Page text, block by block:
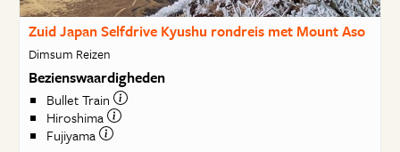
Zuid Japan Selfdrive Kyushu rondreis met Mount Aso
Dimsum Reizen
Bezienswaardigheden
Bullet Train
Hiroshima
Fujiyama